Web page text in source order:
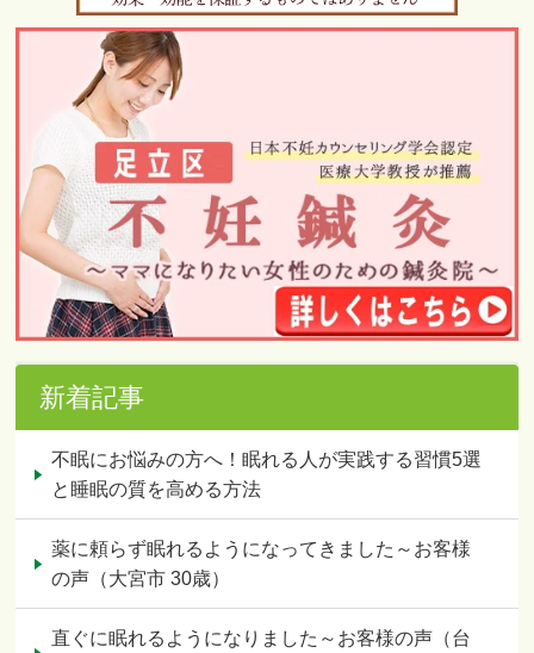
新着記事
不眠にお悩みの方へ！眠れる人が実践する習慣5選
と睡眠の質を高める方法
薬に頼らず眠れるようになってきました～お客様
の声（大宮市 30歳）
直ぐに眠れるようになりました～お客様の声（台